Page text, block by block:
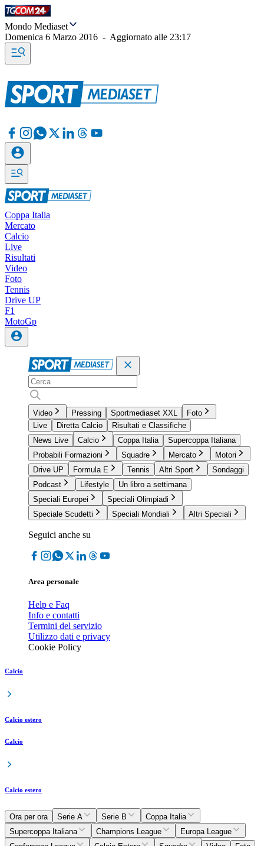
Mondo Mediaset
Domenica 6 Marzo 2016 - Aggiornato alle 23:17
Coppa Italia
Mercato
Calcio
Live
Risultati
Video
Foto
Tennis
Drive UP
F1
MotoGp
Video Pressing Sportmediaset XXL
Foto
Live
Diretta Calcio
Risultati e Classifiche
News Live
Calcio Coppa Italia
Supercoppa Italiana
Probabili Formazioni
Squadre Mercato
Motori
Drive UP
Formula E Tennis Altri Sport
Sondaggi
Podcast
Lifestyle
Un libro a settimana
Speciali Europei
Speciali Olimpiadi
Speciale Scudetti
Speciali Mondiali Altri Speciali
Seguici anche su
Area personale
Help e Faq
Info e contatti
Termini del servizio
Utilizzo dati e privacy
Cookie Policy
Calcio
Calcio estero
Calcio
Calcio estero
Ora per ora Serie A Serie B
Coppa Italia
Supercoppa Italiana
Champions League
Europa League